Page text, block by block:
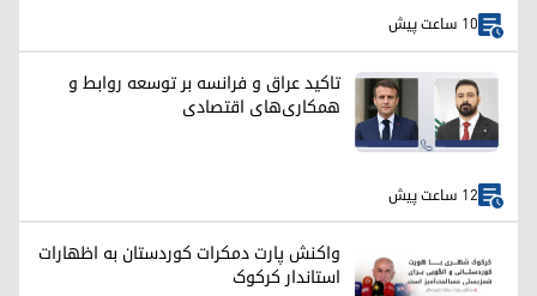
10 ساعت پیش
تاکید عراق و فرانسه بر توسعه روابط و
همکاری‌های اقتصادی
12 ساعت پیش
واکنش پارت دمکرات کوردستان به اظهارات
استاندار کرکوک